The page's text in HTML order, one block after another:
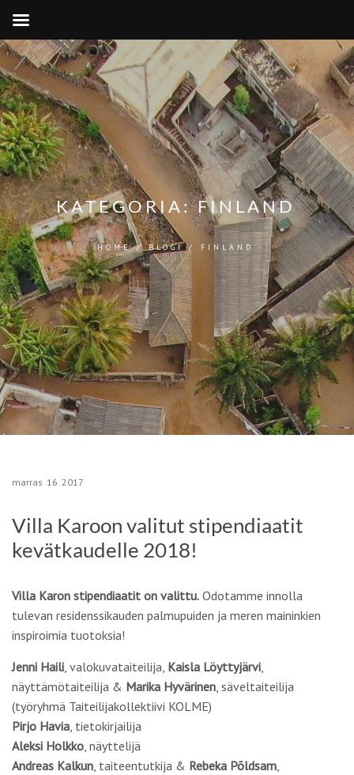
KATEGORIA:FINLAND
HOME/BLOGI/ FINLAND
marras 16 2017
Villa Karoon valitut stipendiaatit
kevätkaudelle 2018!
Villa Karon stipendiaatit on valittu. Odotamme innolla
tulevan residenssikauden palmupuiden ja meren maininkien
inspiroimia tuotoksia!
Jenni Haili, valokuvataiteilija, Kaisla Löyttyjärvi,
näyttämötaiteilija & Marika Hyvärinen, säveltaiteilija
(työryhmä Taiteilijakollektiivi KOLME)
Pirjo Havia, tietokirjailija
Aleksi Holkko, näyttelijä
Andreas Kalkun, taiteentutkija & Rebeka Põldsam,